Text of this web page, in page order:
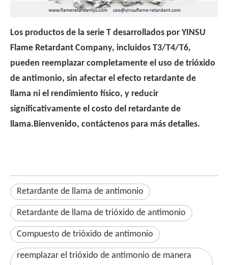
Los productos de la serie T desarrollados por YINSU
Flame Retardant Company, incluidos T3/T4/T6,
pueden reemplazar completamente el uso de trióxido
de antimonio, sin afectar el efecto retardante de
llama ni el rendimiento físico, y reducir
significativamente el costo del retardante de
llama.Bienvenido, contáctenos para más detalles.
Retardante de llama de antimonio
Retardante de llama de trióxido de antimonio
Compuesto de trióxido de antimonio
reemplazar el trióxido de antimonio de manera